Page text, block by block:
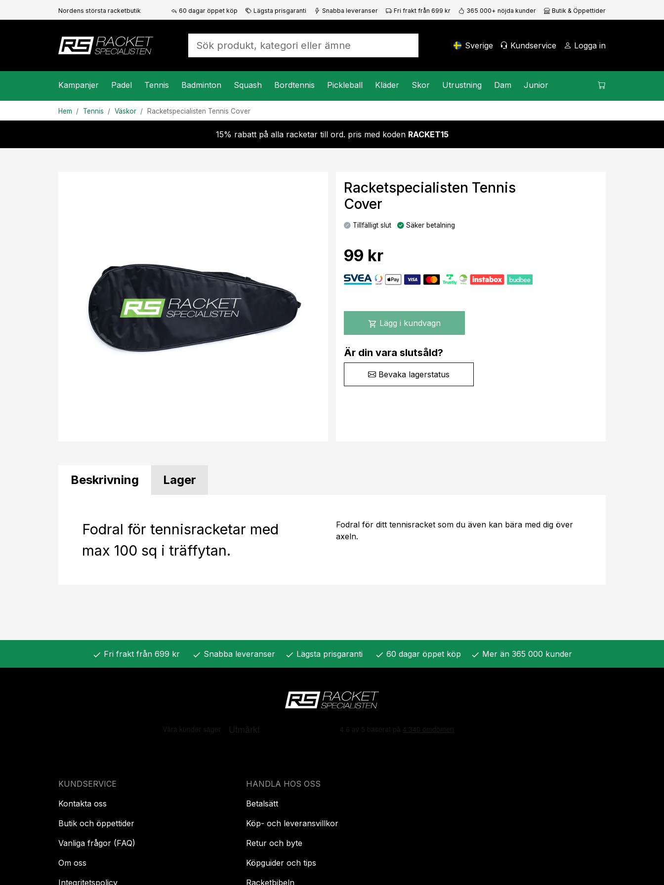
Nordens största racketbutik 60 dagar öppet köp Lägsta prisgaranti Snabba leveranser Fri frakt från 699 kr 365 000+ nöjda kunder Butik & Öppettider
Sverige Kundservice Logga in
Kampanjer Padel Tennis Badminton Squash Bordtennis Pickleball Kläder Skor Utrustning Dam Junior
Hem Tennis Väskor Racketspecialisten Tennis Cover
15% rabatt på alla racketar till ord. pris med koden RACKET15
Racketspecialisten Tennis
Cover
Tillfälligt slut Säker betalning
99 kr
shopping_cart Lägg i kundvagn
Är din vara slutsåld?
Bevaka lagerstatus
Beskrivning Lager
Fodral för tennisracketar med
max 100 sq i träffytan.
Fodral för ditt tennisracket som du även kan bära med dig över
axeln.
check Fri frakt från 699 kr check Snabba leveranser check Lägsta prisgaranti check 60 dagar öppet köp check Mer än 365 000 kunder
KUNDSERVICE
Kontakta oss
Butik och öppettider
Vanliga frågor (FAQ)
Om oss
Integritetspolicy
HANDLA HOS OSS
Betalsätt
Köp- och leveransvillkor
Retur och byte
Köpguider och tips
Racketbibeln